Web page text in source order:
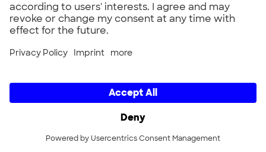
CIRCULAR ECONOMY
The linear logic of "take, make, waste" is